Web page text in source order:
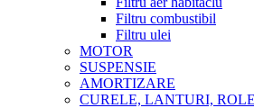
Filtru combustibil
Filtru ulei
MOTOR
SUSPENSIE
AMORTIZARE
CURELE, LANTURI, ROLE